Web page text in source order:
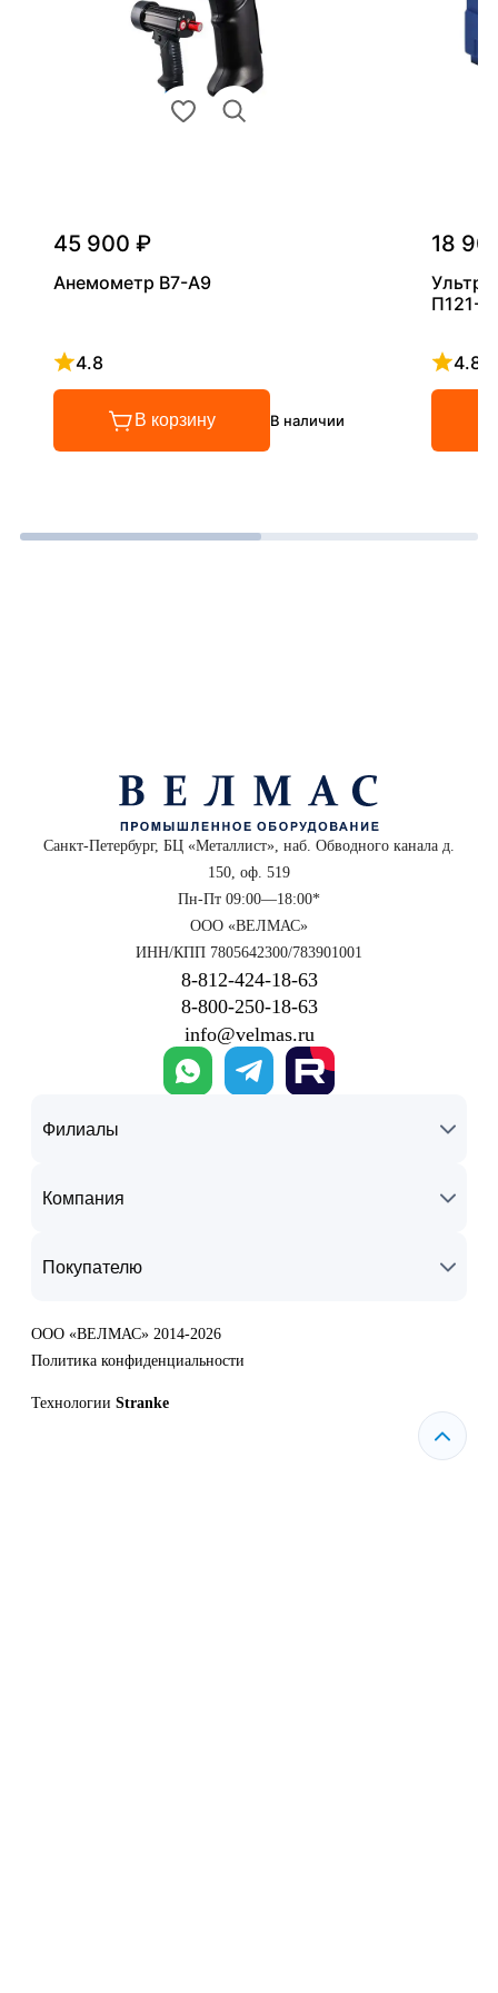
45 900 ₽
Анемометр В7-А9
4.8
Рейтинг 4.8 из 5
В корзину В наличии
18
П121-
4.8
Санкт-Петербург, БЦ «Металлист», наб. Обводного канала д.
150, оф. 519
Пн-Пт 09:00—18:00*
ООО «ВЕЛМАС»
ИНН/КПП 7805642300/783901001
8‑812‑424‑18‑63
8‑800‑250‑18‑63
info@velmas.ru
Филиалы
Компания
Покупателю
ООО «ВЕЛМАС» 2014-2026
Политика конфиденциальности
Технологии Stranke